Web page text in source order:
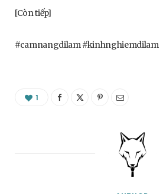
[Còn tiếp]
#camnangdilam #kinhnghiemdilam
1